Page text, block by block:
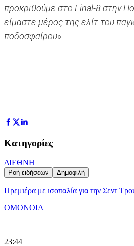
προκριθούμε στο Final-8 στην
είμαστε μέρος της ελίτ του
ποδοσφαίρου».
Κατηγορίες
ΔΙΕΘΝΗ
Ροή ειδήσεων Δημοφιλή
Πρεμιέρα με ισοπαλία για την Σεντ
ΟΜΟΝΟΙΑ
|
23:44